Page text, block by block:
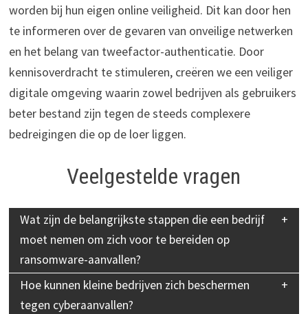
worden bij hun eigen online veiligheid. Dit kan door hen
te informeren over de gevaren van onveilige netwerken
en het belang van tweefactor-authenticatie. Door
kennisoverdracht te stimuleren, creëren we een veiliger
digitale omgeving waarin zowel bedrijven als gebruikers
beter bestand zijn tegen de steeds complexere
bedreigingen die op de loer liggen.
Veelgestelde vragen
Wat zijn de belangrijkste stappen die een bedrijf
moet nemen om zich voor te bereiden op
ransomware-aanvallen?
Hoe kunnen kleine bedrijven zich beschermen
tegen cyberaanvallen?